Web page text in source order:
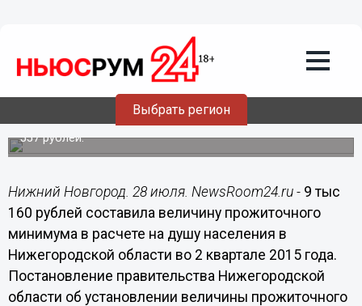
Выбрать регион
9 тыс 160 рублей составил
прожиточный минимум в
Нижегородской области во 2 квартале
2015 года
Для пенсионеров прожиточный минимум составил 7 тыс
557 рублей.
Нижний Новгород. 28 июля. NewsRoom24.ru - 9 тыс
160 рублей составила величину прожиточного
минимума в расчете на душу населения в
Нижегородской области во 2 квартале 2015 года.
Постановление правительства Нижегородской
области об установлении величины прожиточного